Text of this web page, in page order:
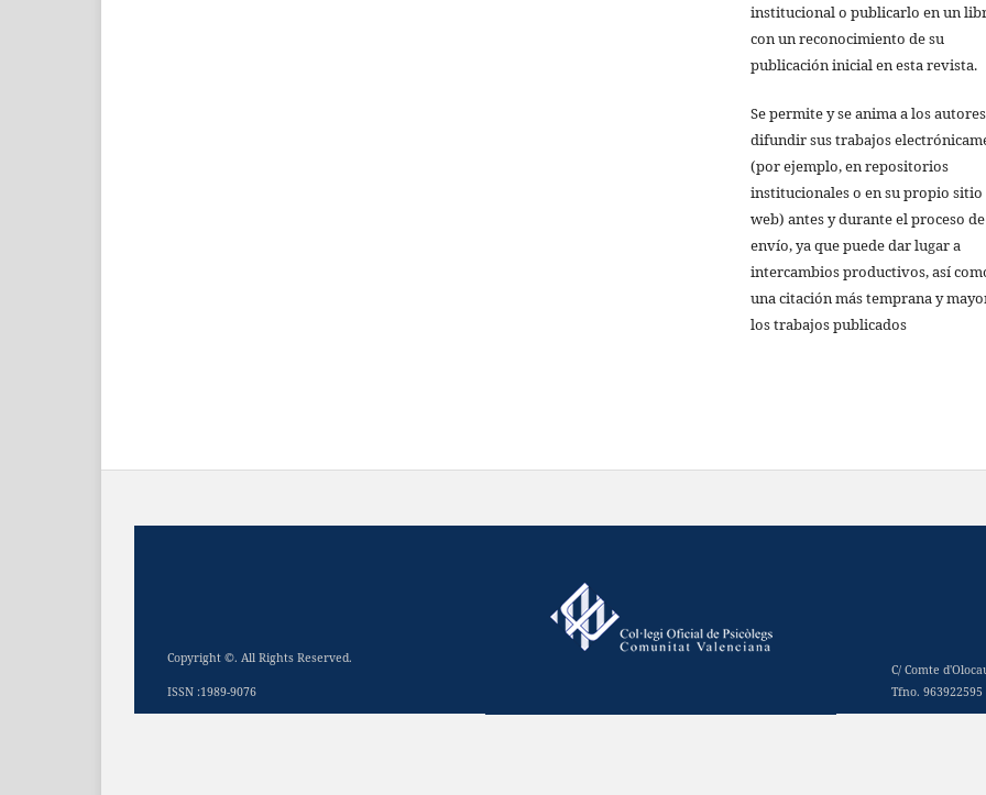
institucional o publicarlo en un
con un reconocimiento de su
publicación inicial en esta revista.
Se permite y se anima a los
difundir sus trabajos
(por ejemplo, en repositorios
institucionales o en su propio sitio
web) antes y durante el proceso de
envío, ya que puede dar lugar a
intercambios productivos, así
una citación más temprana y
los trabajos publicados
Copyright ©. All Rights Reserved.
ISSN :1989-9076
C/ Comte
Tfno. 963922595